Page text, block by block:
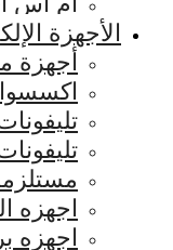
الأجهزة
أجهزة
اجهزه
اجهزه